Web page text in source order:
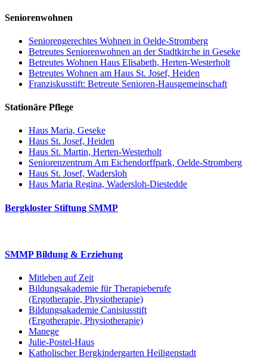
Seniorenwohnen
Seniorengerechtes Wohnen in Oelde-Stromberg
Betreutes Seniorenwohnen an der Stadtkirche in Geseke
Betreutes Wohnen Haus Elisabeth, Herten-Westerholt
Betreutes Wohnen am Haus St. Josef, Heiden
Franziskusstift: Betreute Senioren-Hausgemeinschaft
Stationäre Pflege
Haus Maria, Geseke
Haus St. Josef, Heiden
Haus St. Martin, Herten-Westerholt
Seniorenzentrum Am Eichendorffpark, Oelde-Stromberg
Haus St. Josef, Wadersloh
Haus Maria Regina, Wadersloh-Diestedde
Bergkloster Stiftung SMMP
SMMP Bildung & Erziehung
Mitleben auf Zeit
Bildungsakademie für Therapieberufe
(Ergotherapie, Physiotherapie)
Bildungsakademie Canisiusstift
(Ergotherapie, Physiotherapie)
Manege
Julie-Postel-Haus
Katholischer Bergkindergarten Heiligenstadt